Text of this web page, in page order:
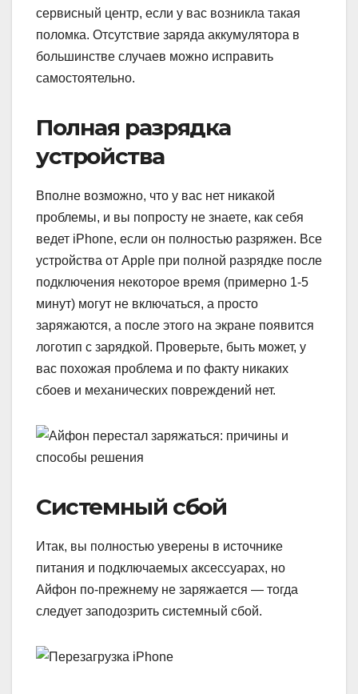
сервисный центр, если у вас возникла такая
поломка. Отсутствие заряда аккумулятора в
большинстве случаев можно исправить
самостоятельно.
Полная разрядка
устройства
Вполне возможно, что у вас нет никакой
проблемы, и вы попросту не знаете, как себя
ведет iPhone, если он полностью разряжен. Все
устройства от Apple при полной разрядке после
подключения некоторое время (примерно 1-5
минут) могут не включаться, а просто
заряжаются, а после этого на экране появится
логотип с зарядкой. Проверьте, быть может, у
вас похожая проблема и по факту никаких
сбоев и механических повреждений нет.
Системный сбой
Итак, вы полностью уверены в источнике
питания и подключаемых аксессуарах, но
Айфон по-прежнему не заряжается — тогда
следует заподозрить системный сбой.